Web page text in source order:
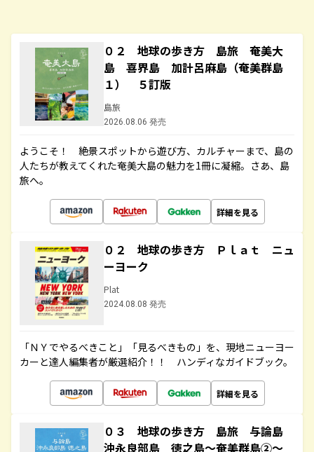
０２ 地球の歩き方 島旅 奄美大
島 喜界島 加計呂麻島（奄美群島
１） ５訂版
島旅
2026.08.06 発売
ようこそ！ 絶景スポットから遊び方、カルチャーまで、島の
人たちが教えてくれた奄美大島の魅力を1冊に凝縮。さあ、島
旅へ。
詳細を見る
０２ 地球の歩き方 Ｐｌａｔ ニュ
ーヨーク
Plat
2024.08.08 発売
「ＮＹでやるべきこと」「見るべきもの」を、現地ニューヨー
カーと達人編集者が厳選紹介！！ ハンディなガイドブック。
詳細を見る
０３ 地球の歩き方 島旅 与論島
沖永良部島 徳之島～奄美群島②～